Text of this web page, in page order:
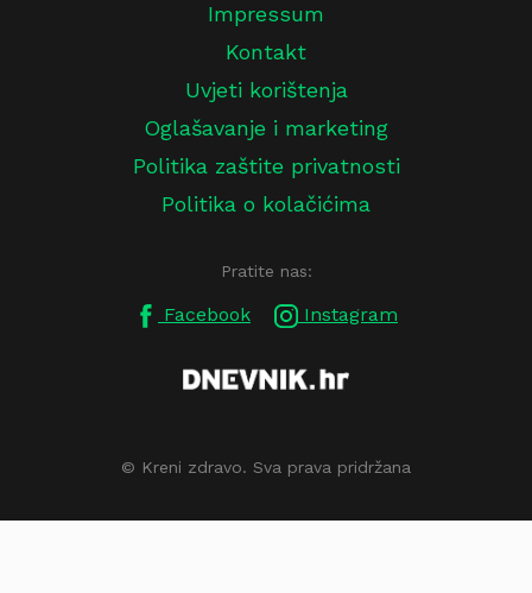
Impressum
Kontakt
Uvjeti korištenja
Oglašavanje i marketing
Politika zaštite privatnosti
Politika o kolačićima
Pratite nas:
Facebook Instagram
© Kreni zdravo. Sva prava pridržana